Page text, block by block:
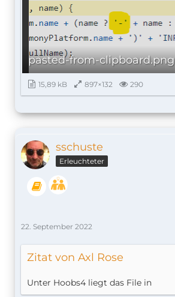
pasted-from-clipboard.png
15,89 kB 897×132 290
sschuste
Erleuchteter
22. September 2022
Zitat von Axl Rose
Unter Hoobs4 liegt das File in